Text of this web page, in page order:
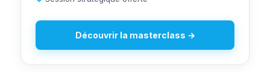
Découvrir la masterclass →